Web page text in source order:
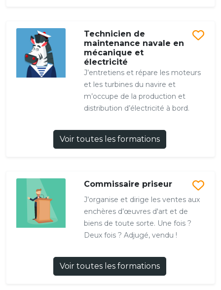
Technicien de
maintenance navale en
mécanique et
électricité
J’entretiens et répare les moteurs
et les turbines du navire et
m’occupe de la production et
distribution d’électricité à bord.
Voir toutes les formations
Commissaire priseur
J’organise et dirige les ventes aux
enchères d’œuvres d'art et de
biens de toute sorte. Une fois ?
Deux fois ? Adjugé, vendu !
Voir toutes les formations